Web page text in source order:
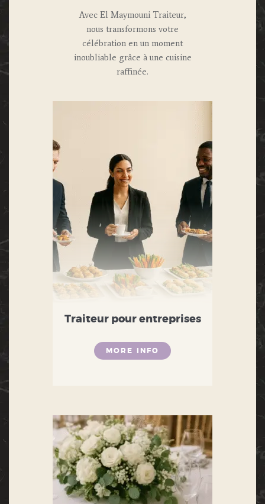
Avec El Maymouni Traiteur,
nous transformons votre
célébration en un moment
inoubliable grâce à une cuisine
raffinée.
Traiteur pour entreprises
MORE INFO